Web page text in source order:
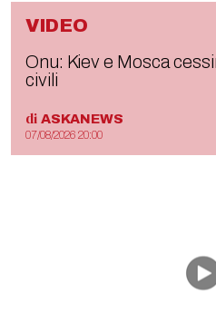
VIDEO
Onu: Kiev e Mosca
civili
di ASKANEWS
07/08/2026 20:00